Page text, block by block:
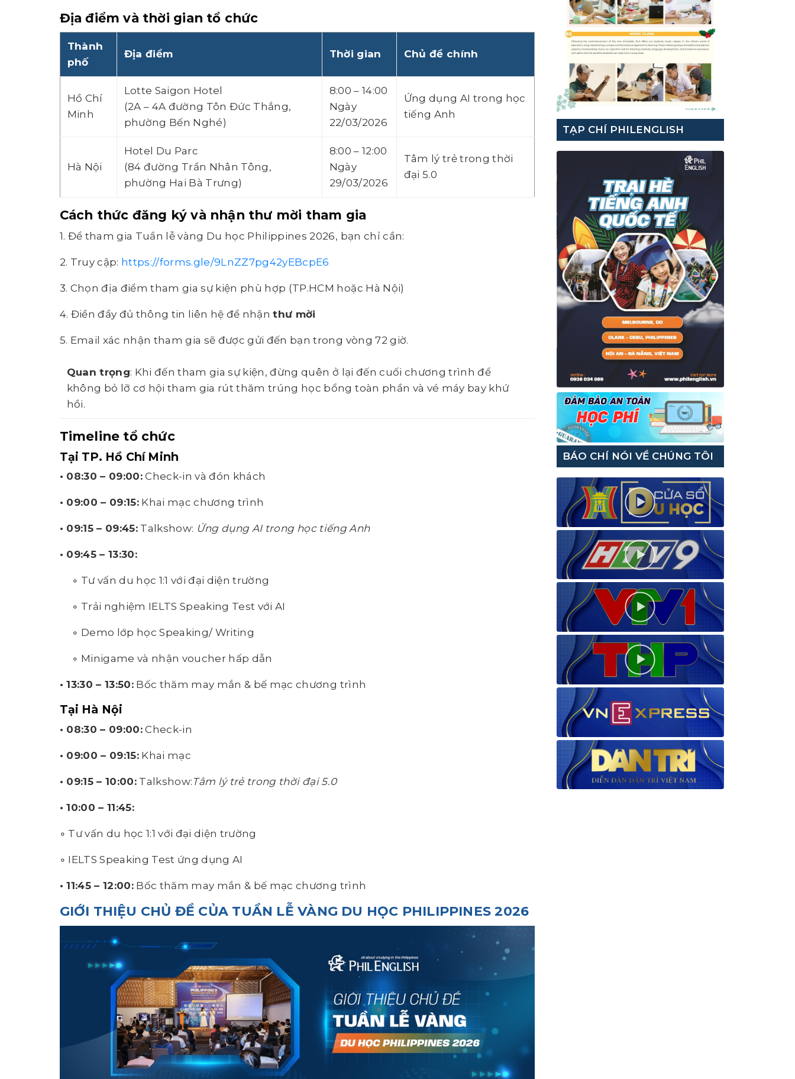
Địa điểm và thời gian tổ chức
Thành
phố
Địa điểm Thời gian Chủ đề chính
Hồ Chí
Minh
Lotte Saigon Hotel
(2A – 4A đường Tôn Đức Thắng,
phường Bến Nghé)
8:00 – 14:00
Ngày
22/03/2026
Ứng dụng AI trong học
tiếng Anh
Hà Nội
Hotel Du Parc
(84 đường Trần Nhân Tông,
phường Hai Bà Trưng)
8:00 – 12:00
Ngày
29/03/2026
Tâm lý trẻ trong thời
đại 5.0
Cách thức đăng ký và nhận thư mời tham gia
1. Để tham gia Tuần lễ vàng Du học Philippines 2026, bạn chỉ cần:
2. Truy cập: https://forms.gle/9LnZZ7pg42yEBcpE6
3. Chọn địa điểm tham gia sự kiện phù hợp (TP.HCM hoặc Hà Nội)
4. Điền đầy đủ thông tin liên hệ để nhậnthư mời
5. Email xác nhận tham gia sẽ được gửi đến bạn trong vòng 72 giờ.
Quan trọng: Khi đến tham gia sự kiện, đừng quên ở lại đến cuối chương trình để
không bỏ lỡ cơ hội tham gia rút thăm trúng học bổng toàn phần và vé máy bay khứ
hồi.
Timeline tổ chức
Tại TP. Hồ Chí Minh
• 08:30 – 09:00:Check-in và đón khách
• 09:00 – 09:15:Khai mạc chương trình
• 09:15 – 09:45:Talkshow: Ứng dụng AI trong học tiếng Anh
• 09:45 – 13:30:
◦ Tư vấn du học 1:1 với đại diện trường
◦ Trải nghiệm IELTS Speaking Test với AI
◦ Demo lớp học Speaking/ Writing
◦ Minigame và nhận voucher hấp dẫn
• 13:30 – 13:50:Bốc thăm may mắn & bế mạc chương trình
Tại Hà Nội
• 08:30 – 09:00:Check-in
• 09:00 – 09:15:Khai mạc
• 09:15 – 10:00:Talkshow: Tâm lý trẻ trong thời đại 5.0
• 10:00 – 11:45:
◦ Tư vấn du học 1:1 với đại diện trường
◦ IELTS Speaking Test ứng dụng AI
• 11:45 – 12:00:Bốc thăm may mắn & bế mạc chương trình
GIỚI THIỆU CHỦ ĐỀ CỦA TUẦN LỄ VÀNG DU HỌC PHILIPPINES 2026
TẠP CHÍ PHILENGLISH
BÁO CHÍ NÓI VỀ CHÚNG TÔI